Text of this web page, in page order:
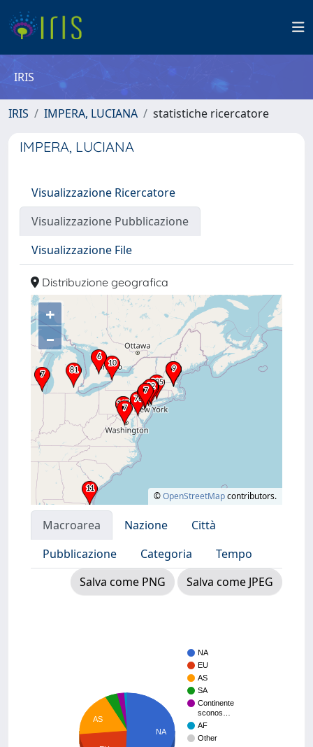
IRIS
IRIS IMPERA, LUCIANA statistiche ricercatore
IMPERA, LUCIANA
Visualizzazione Ricercatore
Visualizzazione Pubblicazione
Visualizzazione File
Distribuzione geografica
+
–
©OpenStreetMapcontributors.
Macroarea Nazione
Città
Pubblicazione
Categoria
Tempo
Salva come PNG
Salva come JPEG
NA
EU
AS
SA
Continente
sconos…
AF
Other
AS
NA